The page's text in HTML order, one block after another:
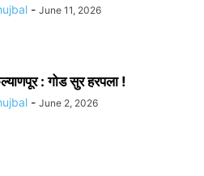
- June 11, 2026
: गोड सुर हरपला !
- June 2, 2026